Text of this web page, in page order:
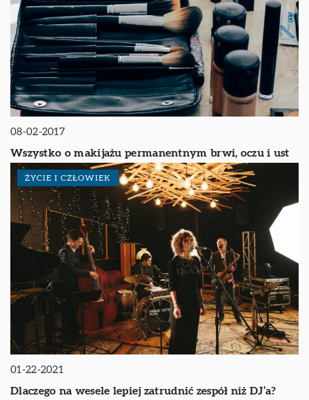
08-02-2017
Wszystko o makijażu permanentnym brwi, oczu i ust
ŻYCIE I CZŁOWIEK
01-22-2021
Dlaczego na wesele lepiej zatrudnić zespół niż DJ’a?